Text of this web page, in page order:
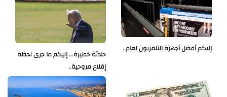
حادثة خطيرة... إليكم ما جرى لحظة
إقلاع مروحية..
إليكم أفضل أجهزة التلفزيون لعام..